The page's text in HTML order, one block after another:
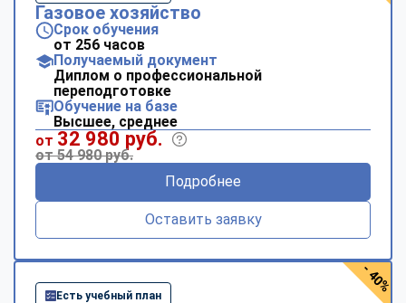
Газовое хозяйство
Срок обучения
от 256 часов
Получаемый документ
Диплом о профессиональной
переподготовке
Обучение на базе
Высшее, среднее
от 32 980 руб.
от 54 980 руб.
Подробнее
Оставить заявку
Есть учебный план
- 40%